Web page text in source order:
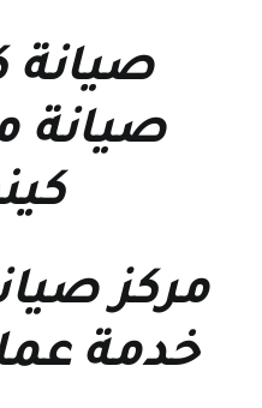
صيانة
صيانة
مركز
خدمة